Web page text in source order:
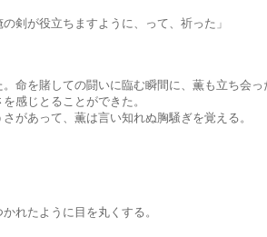
立ちますように、って、祈った」
しての闘いに臨む瞬間に、薫も立ち会った
とることができた。
て、薫は言い知れぬ胸騒ぎを覚える。
ように目を丸くする。